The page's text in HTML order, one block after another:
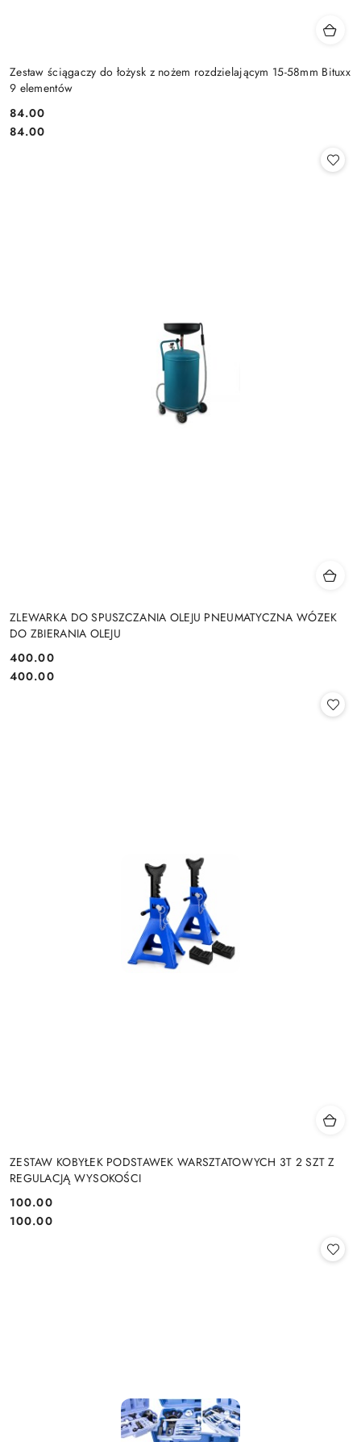
Zestaw ściągaczy do łożysk z nożem rozdzielającym 15-58mm Bituxx
9 elementów
Cena:
84.00
Cena:
84.00
ZLEWARKA DO SPUSZCZANIA OLEJU PNEUMATYCZNA WÓZEK
DO ZBIERANIA OLEJU
Cena:
400.00
Cena:
400.00
ZESTAW KOBYŁEK PODSTAWEK WARSZTATOWYCH 3T 2 SZT Z
REGULACJĄ WYSOKOŚCI
Cena:
100.00
Cena:
100.00